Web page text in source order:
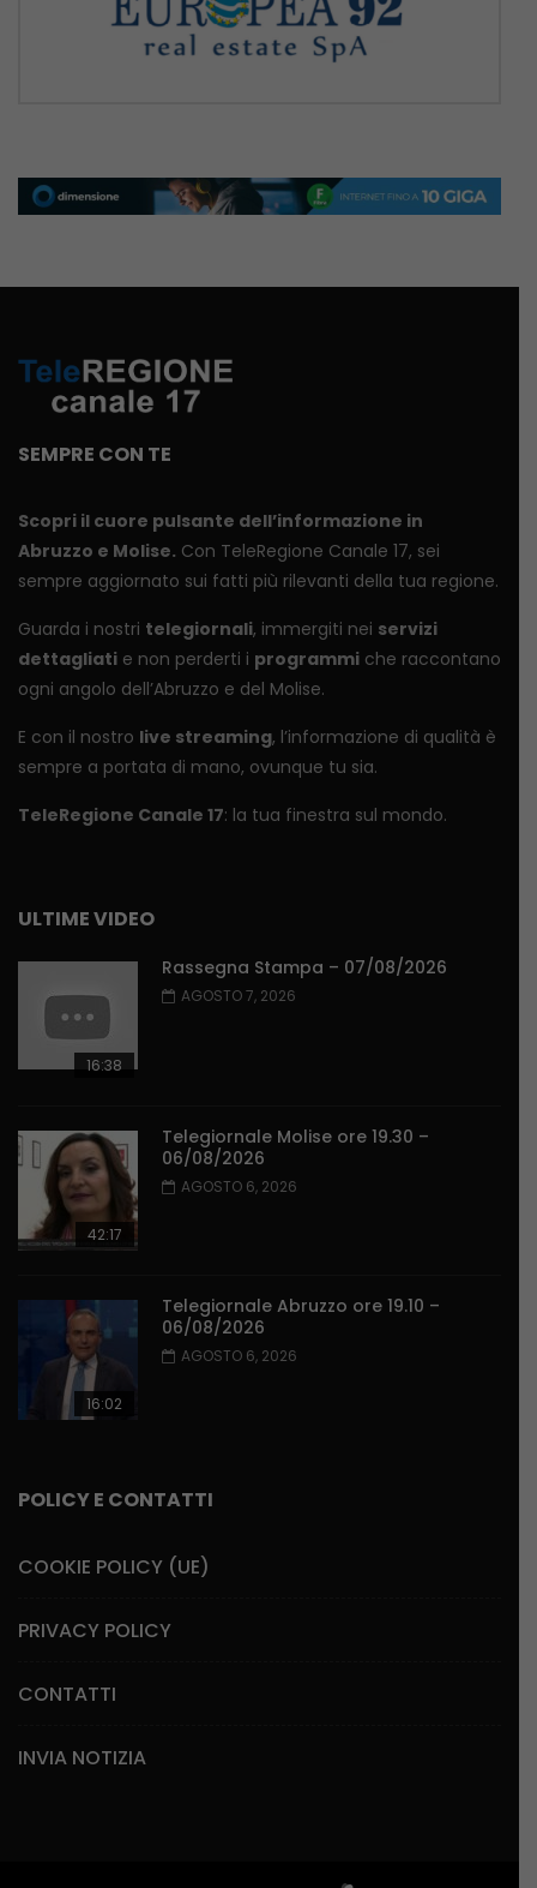
SEMPRE CON TE
Scopri il cuore pulsante dell’informazione in
Abruzzo e Molise. Con TeleRegione Canale 17, sei
sempre aggiornato sui fatti più rilevanti della tua regione.
Guarda i nostri telegiornali, immergiti nei servizi
dettagliati e non perderti i programmi che raccontano
ogni angolo dell’Abruzzo e del Molise.
E con il nostro live streaming, l’informazione di qualità è
sempre a portata di mano, ovunque tu sia.
TeleRegione Canale 17: la tua finestra sul mondo.
ULTIME VIDEO
16:38
Rassegna Stampa – 07/08/2026
AGOSTO 7, 2026
42:17
Telegiornale Molise ore 19.30 –
06/08/2026
AGOSTO 6, 2026
16:02
Telegiornale Abruzzo ore 19.10 –
06/08/2026
AGOSTO 6, 2026
POLICY E CONTATTI
COOKIE POLICY (UE)
PRIVACY POLICY
CONTATTI
INVIA NOTIZIA